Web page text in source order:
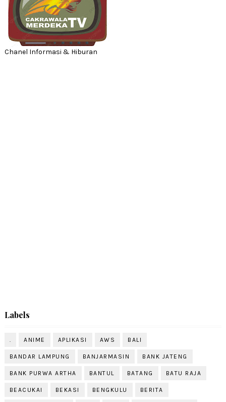
Chanel Informasi & Hiburan
Labels
ANIME APLIKASI AWS BALI
BANDAR LAMPUNG BANJARMASIN BANK JATENG
BANK PURWA ARTHA BANTUL BATANG BATU RAJA
BEACUKAI BEKASI BENGKULU BERITA